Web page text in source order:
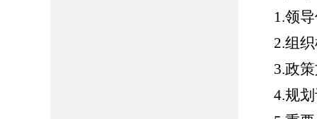
1.领
2.组
3.政
4.规